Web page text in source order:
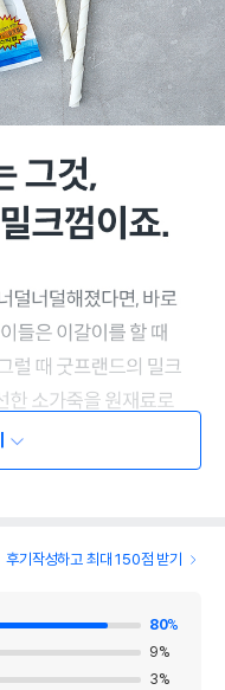
후기작성하고 최대 150점 받기
80%
9%
3%